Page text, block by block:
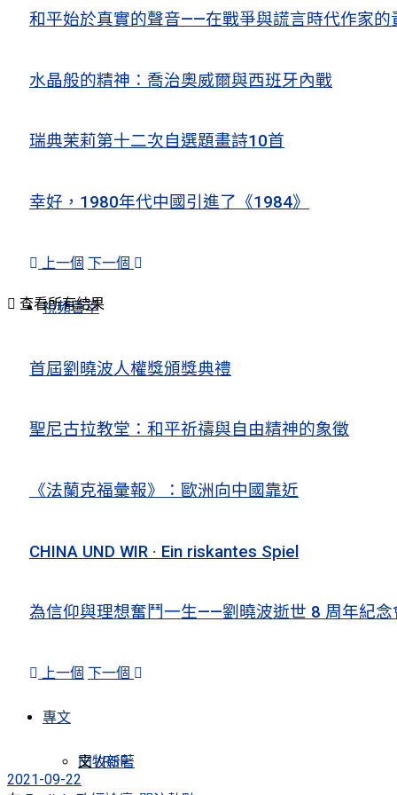
和平始於真實的聲音——在戰爭與謊言時代作家的
水晶般的精神：喬治奧威爾與西班牙內戰
瑞典茉莉第十二次自選題畫詩10首
幸好，1980年代中國引進了《1984》
上一個 下一個
視頻薈萃
首屆劉曉波人權獎頒獎典禮
聖尼古拉教堂：和平祈禱與自由精神的象徵
《法蘭克福彙報》：歐洲向中國靠近
CHINA UND WIR · Ein riskantes Spiel
為信仰與理想奮鬥一生——劉曉波逝世 8 周年紀念
上一個 下一個
專文
田牧新著
查看所有結果
文 /RSF
2021-09-22